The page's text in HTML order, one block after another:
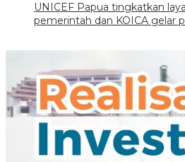
UNICEF Papua tingkatkan
pemerintah dan KOICA gelar